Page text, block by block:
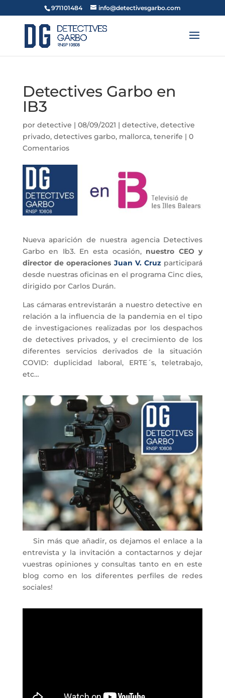
971101484 info@detectivesgarbo.com
Detectives Garbo en
IB3
por detective | 08/09/2021 | detective, detective
privado, detectives garbo, mallorca, tenerife | 0
Comentarios
Nueva aparición de nuestra agencia Detectives
Garbo en Ib3. En esta ocasión, nuestro CEO y
director de operaciones Juan V. Cruzparticipará
desde nuestras oficinas en el programa Cinc dies,
dirigido por Carlos Durán.
Las cámaras entrevistarán a nuestro detective en
relación a la influencia de la pandemia en el tipo
de investigaciones realizadas por los despachos
de detectives privados, y el crecimiento de los
diferentes servicios derivados de la situación
COVID: duplicidad laboral, ERTE´s, teletrabajo,
etc…
Sin más que añadir, os dejamos el enlace a la
entrevista y la invitación a contactarnos y dejar
vuestras opiniones y consultas tanto en en este
blog como en los diferentes perfiles de redes
sociales!